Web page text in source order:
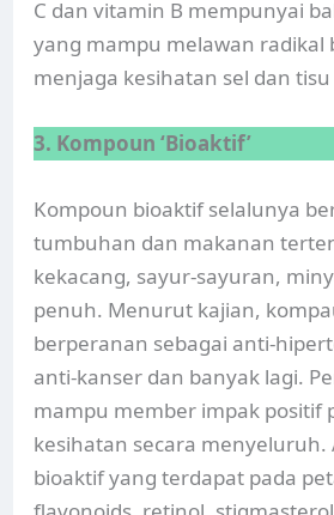
C dan vitamin B mempunyai
yang mampu melawan radikal
menjaga kesihatan sel dan
3. Kompoun ‘Bioaktif’
Kompoun bioaktif selalunya
tumbuhan dan makanan
kekacang, sayur-sayuran,
penuh. Menurut kajian,
berperanan sebagai anti-
anti-kanser dan banyak lagi.
mampu member impak positif
kesihatan secara
bioaktif yang terdapat pada